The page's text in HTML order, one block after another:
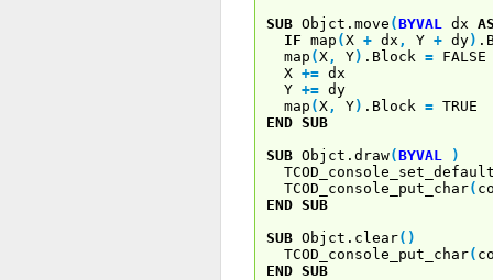
SUB Objct.move (BYVAL dx
IF map (X + dx , Y + dy)
map (X , Y) .Block = FALSE
X += dx
Y += dy
map (X , Y) .Block = TRUE
END SUB
SUB Objct.draw(BYVAL
)
TCOD_console_put_char(
END SUB
SUB Objct.clear( )
TCOD_console_put_char(
END SUB